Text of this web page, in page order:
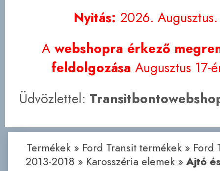
Nyitás: 2026.
A webshopra érkező
feldolgozása Augusztus 17-
Üdvözlettel:
Termékek » Ford Transit termékek » Ford
2013-2018 » Karosszéria elemek » Ajtó